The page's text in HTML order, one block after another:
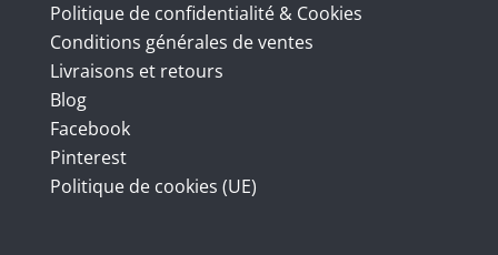
Politique de confidentialité & Cookies
Conditions générales de ventes
Livraisons et retours
Blog
Facebook
Pinterest
Politique de cookies (UE)